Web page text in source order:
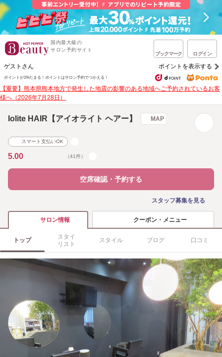
国内最大級の
サロン予約サイト
ブックマーク ログイン
ゲストさん ポイントを表示する
ポイントが1%たまる！ ポイントはサロン予約でつかえる！
【重要】熊本県熊本地方で発生した地震の影響のある地域へご予約されているお客
様へ（2026年7月28日）
Iolite HAIR【アイオライト ヘアー】 MAP
スマート支払いOK
5.00 （41件）
空席確認・予約する
スタッフ募集を見る
サロン情報 クーポン・メニュー
トップ
スタイ
リスト
スタイル ブログ 口コミ